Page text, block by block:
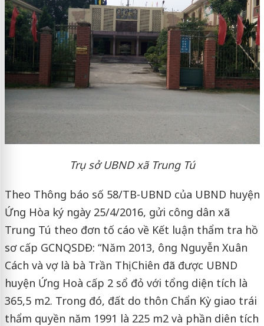
Trụ sở UBND xã Trung Tú
Theo Thông báo số 58/TB-UBND của UBND huyện
Ứng Hòa ký ngày 25/4/2016, gửi công dân xã
Trung Tú theo đơn tố cáo về Kết luận thẩm tra hồ
sơ cấp GCNQSDĐ: “Năm 2013, ông Nguyễn Xuân
Cách và vợ là bà Trần Thị Chiên đã được UBND
huyện Ứng Hoà cấp 2 sổ đỏ với tổng diện tích là
365,5 m2. Trong đó, đất do thôn Chẩn Kỳ giao trái
thẩm quyền năm 1991 là 225 m2 và phần diên tích